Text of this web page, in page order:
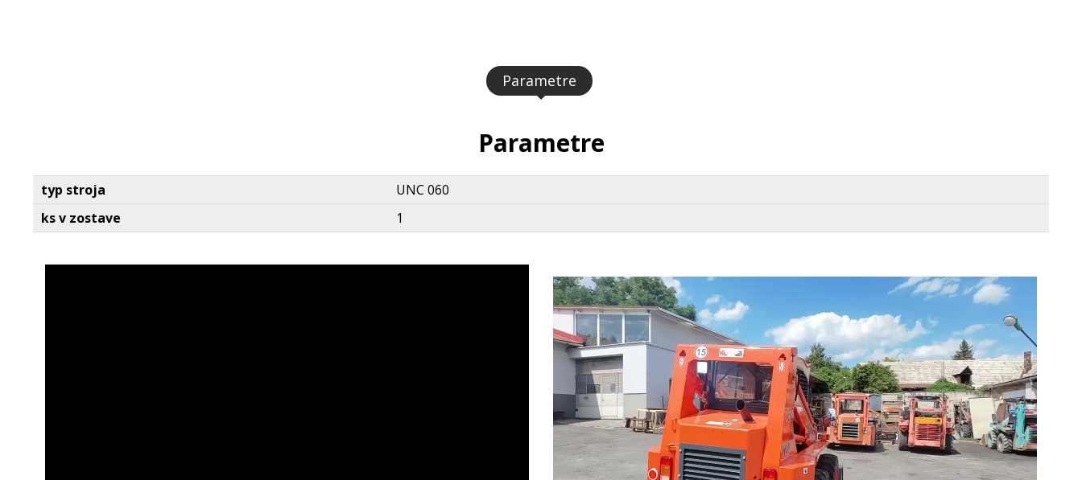
Parametre
Parametre
typ stroja
UNC 060
ks v zostave
1